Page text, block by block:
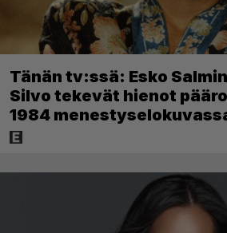
Tänän tv:ssä: Esko
Silvo tekevät hienot
1984